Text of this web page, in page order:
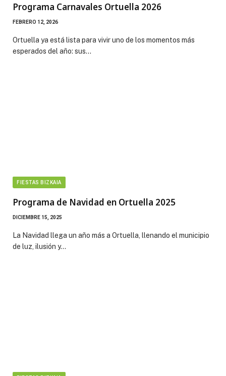
Programa Carnavales Ortuella 2026
FEBRERO 12, 2026
Ortuella ya está lista para vivir uno de los momentos más
esperados del año: sus…
FIESTAS BIZKAIA
Programa de Navidad en Ortuella 2025
DICIEMBRE 15, 2025
La Navidad llega un año más a Ortuella, llenando el municipio
de luz, ilusión y…